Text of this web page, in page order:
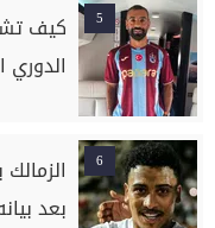
5
كيف
الدوري
6
بعد